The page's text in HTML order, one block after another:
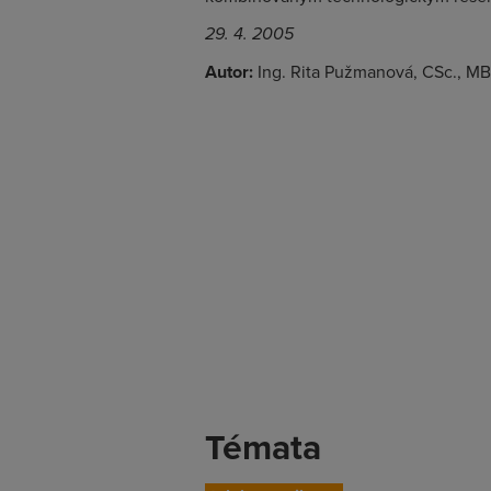
29. 4. 2005
Autor: Ing. Rita Pužmanová, CSc.,
Témata